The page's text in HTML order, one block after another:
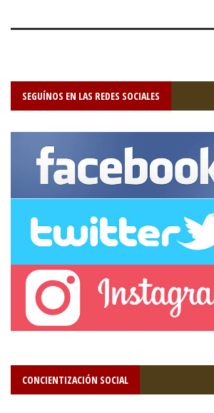
SEGUÍNOS EN LAS REDES SOCIALES
CONCIENTIZACIÓN SOCIAL